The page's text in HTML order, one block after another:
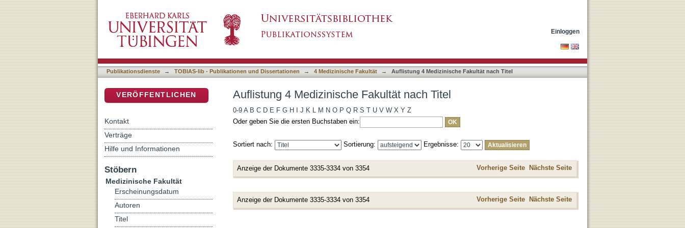
Einloggen
Publikationsdienste → TOBIAS-lib - Publikationen und Dissertationen → 4 Medizinische Fakultät → Auflistung 4 Medizinische Fakultät nach Titel
Auflistung 4 Medizinische Fakultät nach Titel
0-9 A B C D E F G H J K L M N O P Q R S T U V W X Y Z
Oder geben Sie die ersten Buchstaben ein:
Sortiert nach: Sortierung: Ergebnisse:
Anzeige der Dokumente 3335-3334 von 3354 Vorherige Seite Nächste Seite
Anzeige der Dokumente 3335-3334 von 3354 Vorherige Seite Nächste Seite
VERÖFFENTLICHEN
Kontakt
Verträge
Hilfe und Informationen
Stöbern
Medizinische Fakultät
Erscheinungsdatum
Autoren
Titel